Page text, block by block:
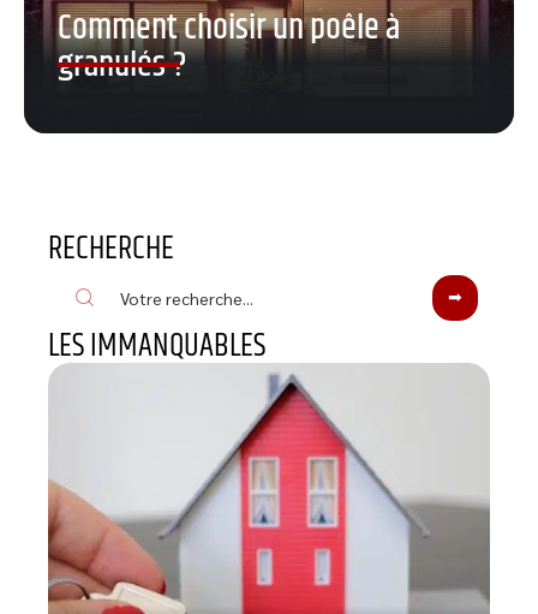
Comment choisir un poêle à
granulés ?
RECHERCHE
LES IMMANQUABLES